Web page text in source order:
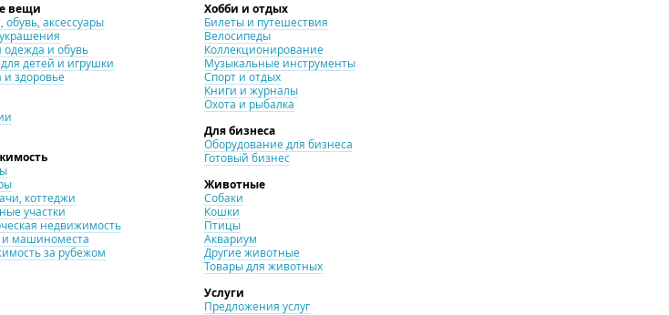
вещи
аксессуары
одежда и обувь
детей и игрушки
и здоровье
коттеджи
участки
недвижимость
и машиноместа
за рубежом
Хобби и отдых
Билеты и путешествия
Велосипеды
Коллекционирование
Музыкальные инструменты
Спорт и отдых
Книги и журналы
Охота и рыбалка
Для бизнеса
Оборудование для бизнеса
Готовый бизнес
Животные
Собаки
Кошки
Птицы
Аквариум
Другие животные
Товары для животных
Услуги
Предложения услуг